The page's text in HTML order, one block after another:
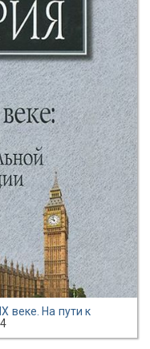
веке. На пути к